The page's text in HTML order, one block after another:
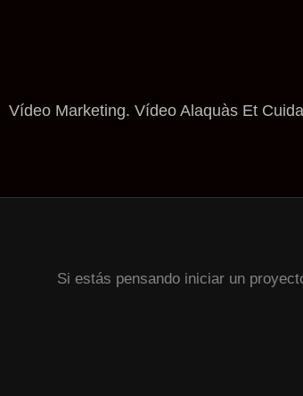
Vídeo Marketing. Vídeo Alaquàs Et
Si estás pensando iniciar un